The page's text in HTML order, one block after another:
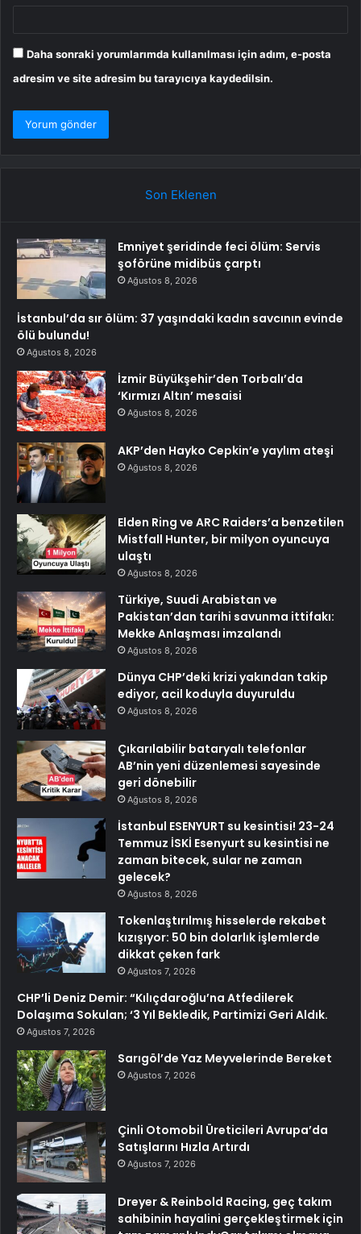
Daha sonraki yorumlarımda kullanılması için adım, e-posta
adresim ve site adresim bu tarayıcıya kaydedilsin.
Son Eklenen
Emniyet şeridinde feci ölüm: Servis
şoförüne midibüs çarptı
Ağustos 8, 2026
İstanbul’da sır ölüm: 37 yaşındaki kadın savcının evinde
ölü bulundu!
Ağustos 8, 2026
İzmir Büyükşehir’den Torbalı’da
‘Kırmızı Altın’ mesaisi
Ağustos 8, 2026
AKP’den Hayko Cepkin’e yaylım ateşi
Ağustos 8, 2026
Elden Ring ve ARC Raiders’a benzetilen
Mistfall Hunter, bir milyon oyuncuya
ulaştı
Ağustos 8, 2026
Türkiye, Suudi Arabistan ve
Pakistan’dan tarihi savunma ittifakı:
Mekke Anlaşması imzalandı
Ağustos 8, 2026
Dünya CHP’deki krizi yakından takip
ediyor, acil koduyla duyuruldu
Ağustos 8, 2026
Çıkarılabilir bataryalı telefonlar
AB’nin yeni düzenlemesi sayesinde
geri dönebilir
Ağustos 8, 2026
İstanbul ESENYURT su kesintisi! 23-24
Temmuz İSKİ Esenyurt su kesintisi ne
zaman bitecek, sular ne zaman
gelecek?
Ağustos 8, 2026
Tokenlaştırılmış hisselerde rekabet
kızışıyor: 50 bin dolarlık işlemlerde
dikkat çeken fark
Ağustos 7, 2026
CHP’li Deniz Demir: “Kılıçdaroğlu’na Atfedilerek
Dolaşıma Sokulan; ‘3 Yıl Bekledik, Partimizi Geri Aldık.
Ağustos 7, 2026
Sarıgöl’de Yaz Meyvelerinde Bereket
Ağustos 7, 2026
Çinli Otomobil Üreticileri Avrupa’da
Satışlarını Hızla Artırdı
Ağustos 7, 2026
Dreyer & Reinbold Racing, geç takım
sahibinin hayalini gerçekleştirmek için